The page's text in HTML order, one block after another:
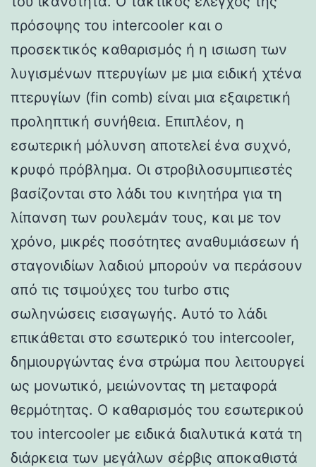
πρόσοψης του intercooler και ο
προσεκτικός καθαρισμός ή η ισιωση των
λυγισμένων πτερυγίων με μια ειδική χτένα
πτερυγίων (fin comb) είναι μια εξαιρετική
προληπτική συνήθεια. Επιπλέον, η
εσωτερική μόλυνση αποτελεί ένα συχνό,
κρυφό πρόβλημα. Οι στροβιλοσυμπιεστές
βασίζονται στο λάδι του κινητήρα για τη
λίπανση των ρουλεμάν τους, και με τον
χρόνο, μικρές ποσότητες αναθυμιάσεων ή
σταγονιδίων λαδιού μπορούν να περάσουν
από τις τσιμούχες του turbo στις
σωληνώσεις εισαγωγής. Αυτό το λάδι
επικάθεται στο εσωτερικό του intercooler,
δημιουργώντας ένα στρώμα που λειτουργεί
ως μονωτικό, μειώνοντας τη μεταφορά
θερμότητας. Ο καθαρισμός του εσωτερικού
του intercooler με ειδικά διαλυτικά κατά τη
διάρκεια των μεγάλων σέρβις αποκαθιστά